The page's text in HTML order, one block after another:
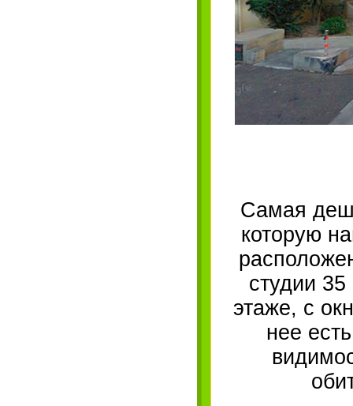
Самая
которую
студии
этаже, с
нее